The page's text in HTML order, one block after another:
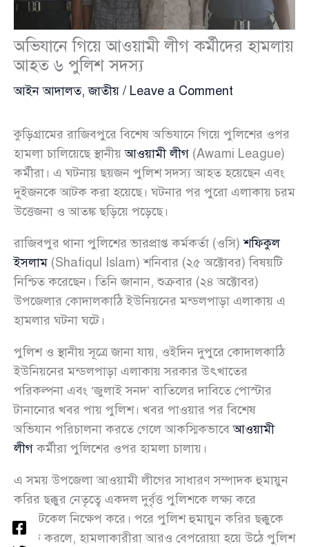
অভিযানে গিয়ে আওয়ামী লীগ কর্মীদের হামলায়
আহত ৬ পুলিশ সদস্য
আইন আদালত,জাতীয় / Leave a Comment
কুড়িগ্রামের রাজিবপুরে বিশেষ অভিযানে গিয়ে পুলিশের ওপর
হামলা চালিয়েছে স্থানীয়আওয়ামী লীগ (Awami League)
কর্মীরা। এ ঘটনায় ছয়জন পুলিশ সদস্য আহত হয়েছেন এবং
দুইজনকে আটক করা হয়েছে। ঘটনার পর পুরো এলাকায় চরম
উত্তেজনা ও আতঙ্ক ছড়িয়ে পড়েছে।
রাজিবপুর থানা পুলিশের ভারপ্রাপ্ত কর্মকর্তা (ওসি)শফিকুল
ইসলাম (Shafiqul Islam) শনিবার (২৫ অক্টোবর) বিষয়টি
নিশ্চিত করেছেন। তিনি জানান, শুক্রবার (২৪ অক্টোবর)
উপজেলার কোদালকাঠি ইউনিয়নের মন্ডলপাড়া এলাকায় এ
হামলার ঘটনা ঘটে।
পুলিশ ও স্থানীয় সূত্রে জানা যায়, ওইদিন দুপুরে কোদালকাঠি
ইউনিয়নের মন্ডলপাড়া এলাকায় সরকার উৎখাতের
পরিকল্পনা এবং ‘জুলাই সনদ’ বাতিলের দাবিতে পোস্টার
টানানোর খবর পায় পুলিশ। খবর পাওয়ার পর বিশেষ
অভিযান পরিচালনা করতে গেলে আকস্মিকভাবেআওয়ামী
লীগকর্মীরা পুলিশের ওপর হামলা চালায়।
এ সময় উপজেলা আওয়ামী লীগের সাধারণ সম্পাদক হুমায়ুন
করির ছক্কুর নেতৃত্বে একদল দুর্বৃত্ত পুলিশকে লক্ষ্য করে
ইটপাটকেল নিক্ষেপ করে। পরে পুলিশ হুমায়ুন করির ছক্কুকে
আটক করলে, হামলাকারীরা আরও বেপরোয়া হয়ে উঠে পুলিশ